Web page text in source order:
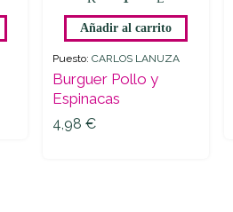
y
Añadir al carrito
4,98 €
Puesto:CARLOS LANUZA
Burguer Pollo y
Espinacas
4,98€